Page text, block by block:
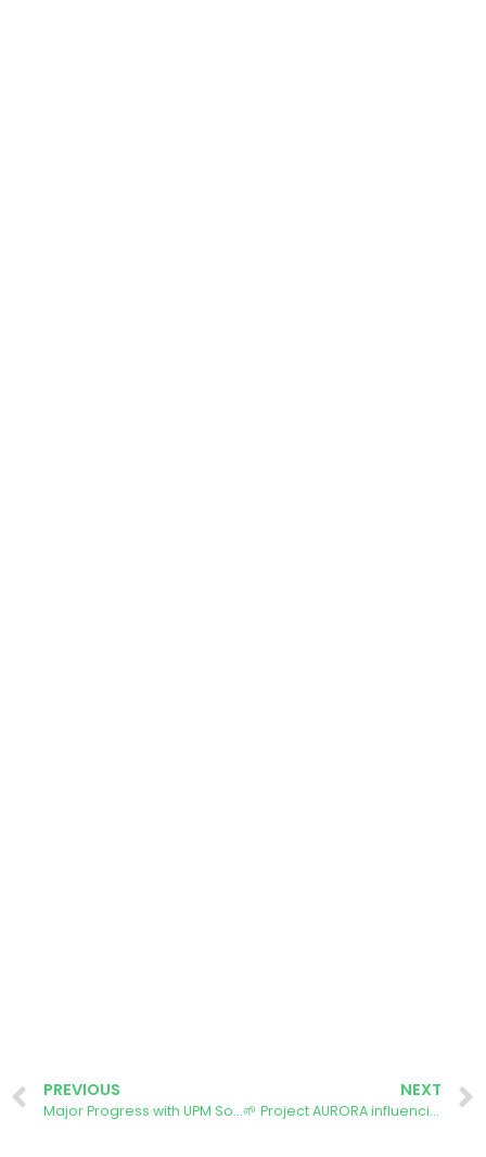
PREVIOUS
Major Progress with UPM South Campus – Energy Community, Madrid, Spain
NEXT
🌱 Project AURORA influencing UPM’s Journey Towards a Sustainable Campus Sur! 🌱